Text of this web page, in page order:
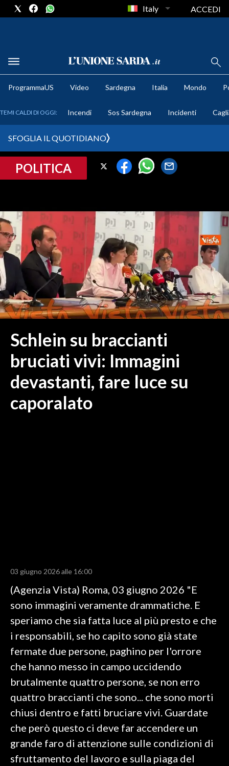
METEO
CRONACA SARDEGNA
SULCIS IGLESIENTE
MEDIO CAMPIDANO
ORISTANO E PROVINCIA
SASSARI E PROVINCIA
GALLURA
NUORO E PROVINCIA
OGLIASTRA
ITALIA
MONDO
POLITICA
CALCIO
CULTURA
SPETTACOLI
GOSSIP
SALUTE
Italy ACCEDI
ProgrammaUS Video Sardegna Italia Mondo
TEMI CALDI DI OGGI: Incendi Sos Sardegna Incidenti
SFOGLIA IL QUOTIDIANO
POLITICA
Schlein su braccianti
bruciati vivi: Immagini
devastanti, fare luce su
caporalato
03 giugno 2026 alle 16:00
(Agenzia Vista) Roma, 03 giugno 2026 "E
sono immagini veramente drammatiche. E
speriamo che sia fatta luce al più presto e che
i responsabili, se ho capito sono già state
fermate due persone, paghino per l'orrore
che hanno messo in campo uccidendo
brutalmente quattro persone, se non erro
quattro braccianti che sono... che sono morti
chiusi dentro e fatti bruciare vivi. Guardate
che però questo ci deve far accendere un
grande faro di attenzione sulle condizioni di
sfruttamento del lavoro e sulla piaga del